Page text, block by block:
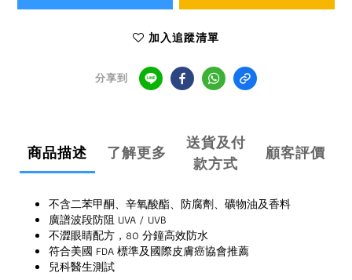
加入追蹤清單
分享到
商品描述 了解更多
送貨及付
款方式
顧客評價
不含二苯甲酮、辛氧酸酯、防腐劑、礦物油及香料
廣譜波段防阻 UVA / UVB
不澀眼睛配方，80 分鐘高效防水
符合美國 FDA 標準及國際皮膚癌協會推薦
兒科醫生測試